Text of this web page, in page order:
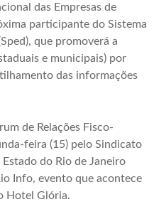
das Empresas de
participante do Sistema
que promoverá a
e municipais) por
das informações
de Relações Fisco-
feira (15) pelo Sindicato
do Rio de Janeiro
Info, evento que acontece
Hotel Glória.